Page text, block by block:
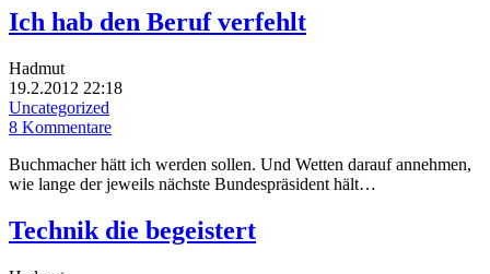
Ich hab den Beruf verfehlt
Hadmut
19.2.2012 22:18
Uncategorized
8 Kommentare
Buchmacher hätt ich werden sollen. Und Wetten darauf annehmen,
wie lange der jeweils nächste Bundespräsident hält…
Technik die begeistert